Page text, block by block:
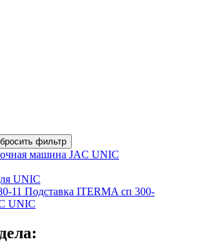
машина JAC UNIC
UNIC
11 Подставка ITERMA сп 300-
UNIC